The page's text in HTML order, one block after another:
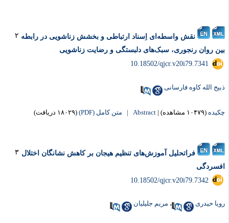
نقش واسطه‌ای اِسناد ارتباطی و بخشش زناشویی در رابطه
روان رنجوری، سبک‌های دلبستگی و رضایت زناشویی
۲
‎ 10.18502/qjcr.v20i79.7341
الله کاوه فارسانی
(۱۰۴۷۹ مشاهده) |
Abstract | متن کامل (PDF) (۱۸۰۲۹ دریافت)
فراتحلیل آموزش‌های تنظیم هیجان بر کاهش نشانگان اختلال ۳
‎ 10.18502/qjcr.v20i79.7342
حیدری ،مریم جلیلیان